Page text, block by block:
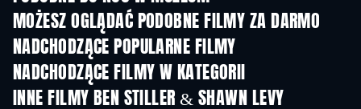
MOŻESZ OGLĄDAĆ PODOBNE FILMY ZA DARMO
NADCHODZĄCE POPULARNE FILMY
NADCHODZĄCE FILMY W KATEGORII
INNE FILMY BEN STILLER & SHAWN LEVY